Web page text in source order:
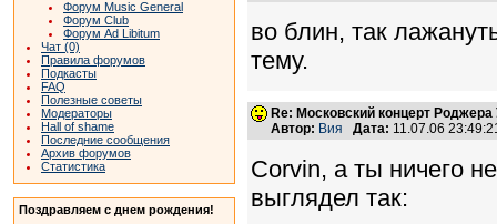
Форум Music General
Форум Club
Форум Ad Libitum
Чат (0)
Правила форумов
Подкасты
FAQ
Полезные советы
Модераторы
Hall of shame
Последние сообщения
Архив форумов
Статистика
Поздравляем с днем рождения!
во блин, так
тему.
Re: Московский концерт Роджера
Автор: Вия Дата: 11.07.06
Corvin, а ты ничего
выглядел так: